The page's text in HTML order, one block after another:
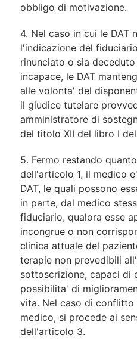
obbligo di motivazione.
4. Nel caso in cui le DAT
l'indicazione del
rinunciato o sia
incapace, le DAT
alle volonta' del
il giudice tutelare
amministratore di
del titolo XII del libro I
5. Fermo restando
dell'articolo 1, il medico
DAT, le quali possono
in parte, dal medico
fiduciario, qualora esse
incongrue o non
clinica attuale del
terapie non prevedibili
sottoscrizione, capaci di
possibilita' di
vita. Nel caso di
medico, si procede ai
dell'articolo 3.